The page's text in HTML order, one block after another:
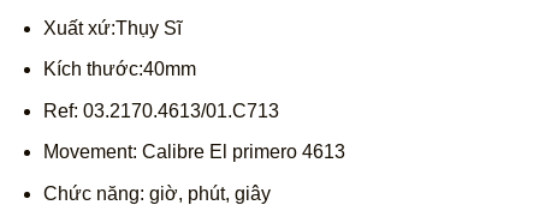
Xuất xứ:Thụy Sĩ
Kích thước:40mm
Ref: 03.2170.4613/01.C713
Movement: Calibre El primero 4613
Chức năng: giờ, phút, giây